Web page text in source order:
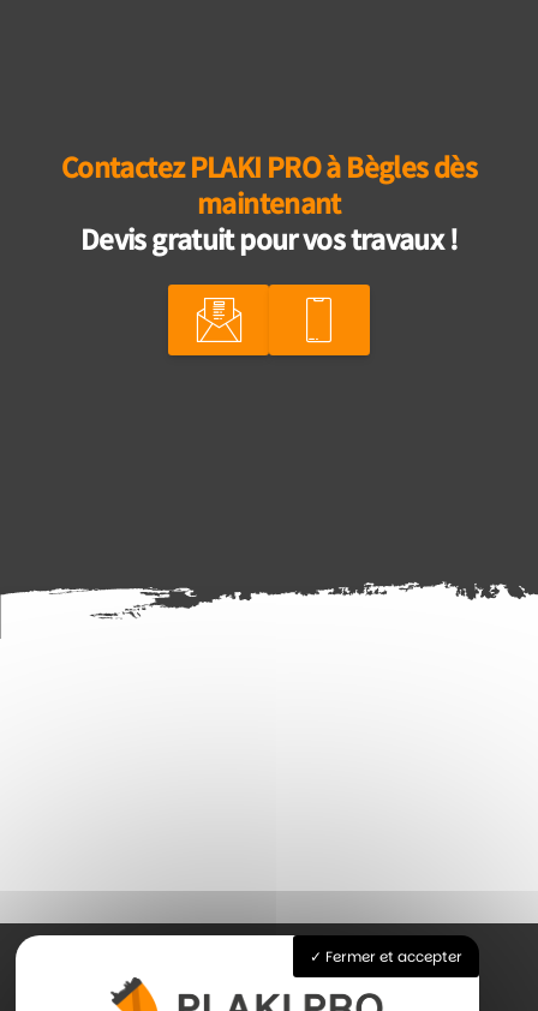
Contactez PLAKI PRO à Bègles dès
maintenant
Devis gratuit pour vos travaux !
Fermer et accepter